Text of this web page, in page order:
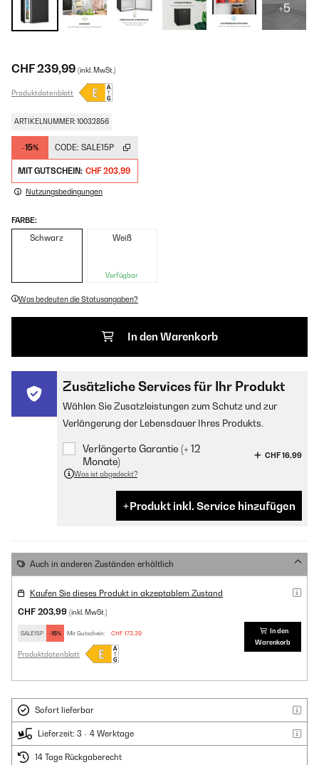
+5
CHF 239,99 (inkl. MwSt.)
Produktdatenblatt
ARTIKELNUMMER: 10032856
-15% CODE: SALE15P
MIT GUTSCHEIN: CHF 203,99
Nutzungsbedingungen
FARBE:
Schwarz Weiß
Verfügbar
Was bedeuten die Statusangaben?
In den Warenkorb
Zusätzliche Services für Ihr Produkt
Wählen Sie Zusatzleistungen zum Schutz und zur
Verlängerung der Lebensdauer Ihres Produkts.
Verlängerte Garantie (+ 12
Monate)
CHF 16,99
Was ist abgedeckt?
Produkt inkl. Service hinzufügen
Auch in anderen Zuständen erhältlich
Kaufen Sie dieses Produkt in akzeptablem Zustand
CHF 203,99 (inkl. MwSt.)
SALE15P -15% Mit Gutschein: CHF 173,39
Produktdatenblatt
In den
Warenkorb
Sofort lieferbar
Lieferzeit: 3 - 4 Werktage
14 Tage Rückgaberecht